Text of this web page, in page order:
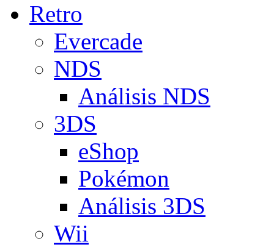
Retro
Evercade
NDS
Análisis NDS
3DS
eShop
Pokémon
Análisis 3DS
Wii